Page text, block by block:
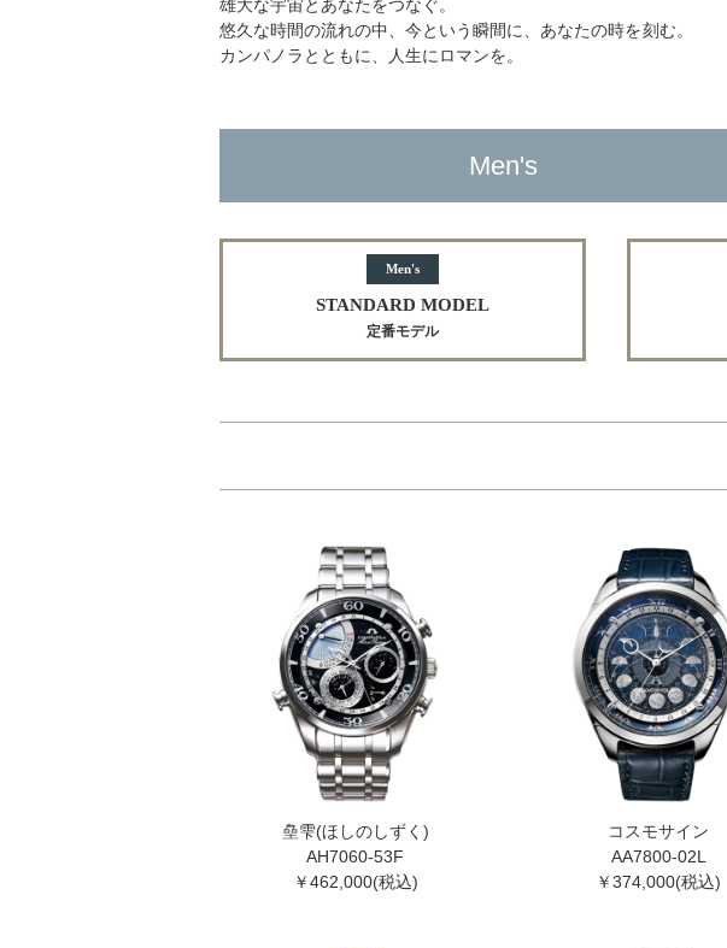
雄大な宇宙とあなたをつなぐ。
悠久な時間の流れの中、今という瞬間に、あなたの時を刻む。
カンパノラとともに、人生にロマンを。
Men's
Men's
STANDARD MODEL
定番モデル
皨雫(ほしのしずく)
AH7060-53F
￥462,000(税込)
コスモサイン
AA7800-02L
￥374,000(税込)